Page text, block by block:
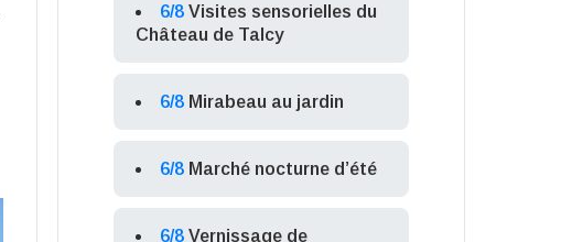
6/8 Visites sensorielles du
Château de Talcy
6/8 Mirabeau au jardin
6/8 Marché nocturne d’été
6/8 Vernissage de